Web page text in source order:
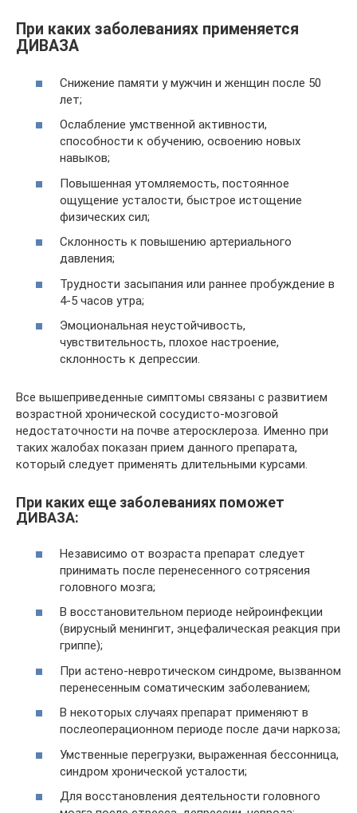
При каких заболеваниях применяется
ДИВАЗА
Снижение памяти у мужчин и женщин после 50
лет;
Ослабление умственной активности,
способности к обучению, освоению новых
навыков;
Повышенная утомляемость, постоянное
ощущение усталости, быстрое истощение
физических сил;
Склонность к повышению артериального
давления;
Трудности засыпания или раннее пробуждение в
4-5 часов утра;
Эмоциональная неустойчивость,
чувствительность, плохое настроение,
склонность к депрессии.
Все вышеприведенные симптомы связаны с развитием
возрастной хронической сосудисто-мозговой
недостаточности на почве атеросклероза. Именно при
таких жалобах показан прием данного препарата,
который следует применять длительными курсами.
При каких еще заболеваниях поможет
ДИВАЗА:
Независимо от возраста препарат следует
принимать после перенесенного сотрясения
головного мозга;
В восстановительном периоде нейроинфекции
(вирусный менингит, энцефалическая реакция при
гриппе);
При астено-невротическом синдроме, вызванном
перенесенным соматическим заболеванием;
В некоторых случаях препарат применяют в
послеоперационном периоде после дачи наркоза;
Умственные перегрузки, выраженная бессонница,
синдром хронической усталости;
Для восстановления деятельности головного